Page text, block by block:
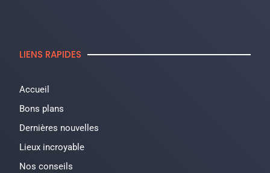
LIENS RAPIDES
Accueil
Bons plans
Dernières nouvelles
Lieux incroyable
Nos conseils